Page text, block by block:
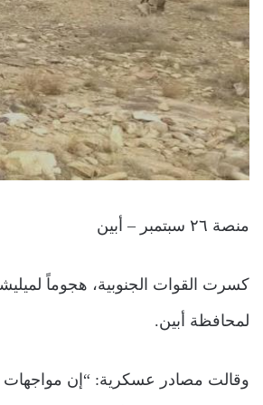
منصة ٢٦ سبتمبر – أبين
لمحافظة أبين.
وقالت مصادر عسكرية: “إن مواجهات